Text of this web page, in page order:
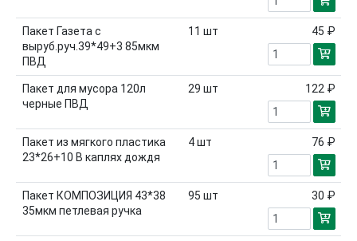
Пакет Газета с
выруб.руч.39*49+3 85мкм
ПВД
11 шт 45 ₽
Пакет для мусора 120л
черные ПВД
29 шт 122 ₽
Пакет из мягкого пластика
23*26+10 В каплях дождя
4шт 76 ₽
Пакет КОМПОЗИЦИЯ 43*38
35мкм петлевая ручка
95 шт 30 ₽